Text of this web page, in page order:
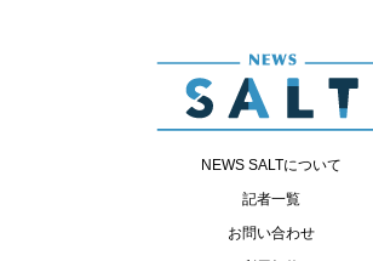
NEWS SALTについて
記者一覧
お問い合わせ